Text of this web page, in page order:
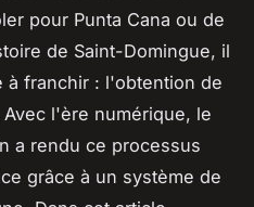
pour Punta Cana ou de
de Saint-Domingue, il
à franchir : l'obtention de
Avec l'ère numérique, le
a rendu ce processus
grâce à un système de